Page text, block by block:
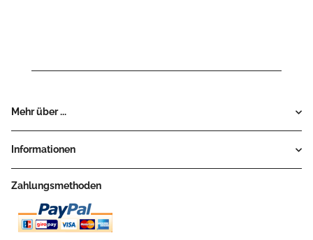
Mehr über ...
Informationen
Zahlungsmethoden